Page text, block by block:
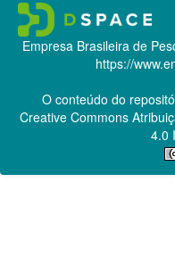
Empresa Brasileira de
https://
O conteúdo do
Creative Commons
4.0